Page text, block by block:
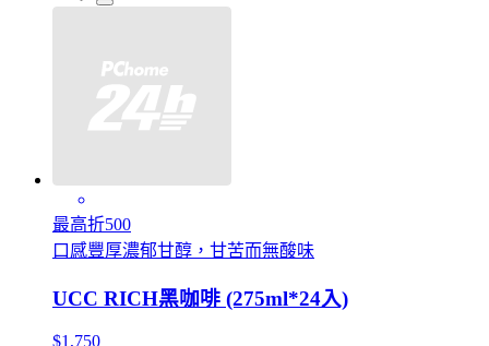
最高折500
口感豐厚濃郁甘醇，甘苦而無酸味
UCC RICH黑咖啡 (275ml*24入)
$1,750